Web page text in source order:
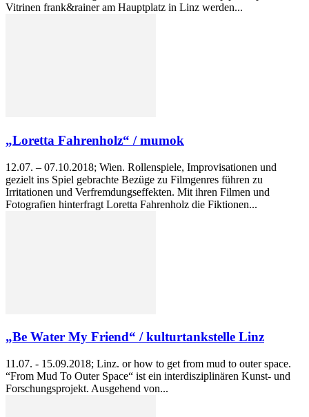
Vitrinen frank&rainer am Hauptplatz in Linz werden...
„Loretta Fahrenholz“ / mumok
12.07. – 07.10.2018; Wien. Rollenspiele, Improvisationen und
gezielt ins Spiel gebrachte Bezüge zu Filmgenres führen zu
Irritationen und Verfremdungseffekten. Mit ihren Filmen und
Fotografien hinterfragt Loretta Fahrenholz die Fiktionen...
„Be Water My Friend“ / kulturtankstelle Linz
11.07. - 15.09.2018; Linz. or how to get from mud to outer space.
“From Mud To Outer Space“ ist ein interdisziplinären Kunst- und
Forschungsprojekt. Ausgehend von...